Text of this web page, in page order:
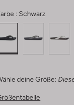
: Schwarz
deine Größe: